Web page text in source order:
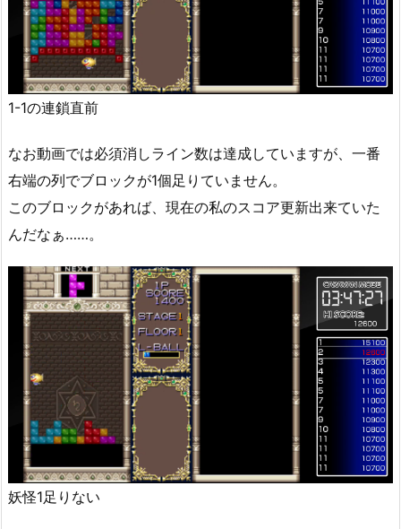
1-1の連鎖直前
なお動画では必須消しライン数は達成していますが、一番
右端の列でブロックが1個足りていません。
このブロックがあれば、現在の私のスコア更新出来ていた
んだなぁ……。
妖怪1足りない